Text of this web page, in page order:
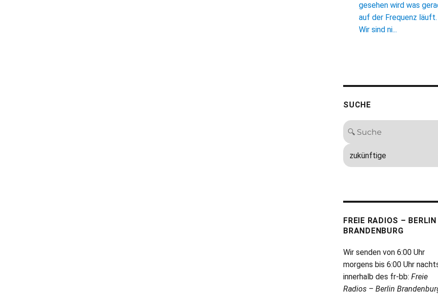
gesehen wird was
auf der Frequenz läuft.
Wir sind ni...
SUCHE
FREIE RADIOS – BERLIN
BRANDENBURG
Wir senden von 6:00 Uhr
morgens bis 6:00 Uhr
innerhalb des fr-bb: Freie
Radios – Berlin